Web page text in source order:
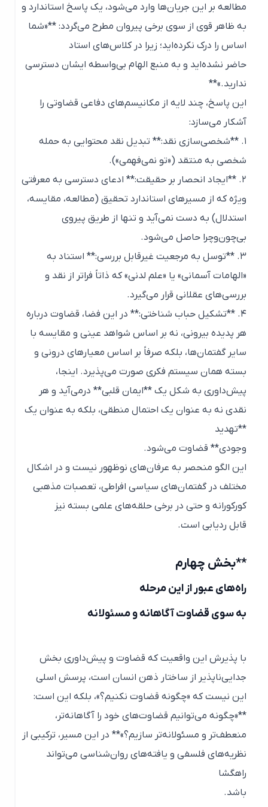
مطالعه بر این جریان‌ها وارد می‌شود، یک پاسخ استاندارد و
به ظاهر قوی از سوی برخی پیروان مطرح می‌گردد: **«شما
اساس را درک نکرده‌اید؛ زیرا در کلاس‌های استاد
حاضر نشده‌اید و به منبع الهام بی‌واسطه ایشان دسترسی
ندارید.»**
این پاسخ، چند لایه از مکانیسم‌های دفاعی قضاوتی را
آشکار می‌سازد:
۱. **شخصی‌سازی نقد:** تبدیل نقد محتوایی به حمله
شخصی به منتقد («تو نمی‌فهمی»).
۲. **ایجاد انحصار بر حقیقت:** ادعای دسترسی به معرفتی
ویژه که از مسیرهای استاندارد تحقیق (مطالعه، مقایسه،
استدلال) به دست نمی‌آید و تنها از طریق پیروی
بی‌چون‌و‌چرا حاصل می‌شود.
۳. **توسل به مرجعیت غیرقابل بررسی:** استناد به
«الهامات آسمانی» یا «علم لدنی» که ذاتاً فراتر از نقد و
بررسی‌های عقلانی قرار می‌گیرد.
۴. **تشکیل حباب شناختی:** در این فضا، قضاوت درباره
هر پدیده بیرونی، نه بر اساس شواهد عینی و مقایسه با
سایر گفتمان‌ها، بلکه صرفاً بر اساس معیارهای درونی و
بسته همان سیستم فکری صورت می‌پذیرد. اینجا،
پیش‌داوری به شکل یک **ایمان قلبی** درمی‌آید و هر
نقدی نه به عنوان یک احتمال منطقی، بلکه به عنوان یک
**تهدید
وجودی** قضاوت می‌شود.
این الگو منحصر به عرفان‌های نوظهور نیست و در اشکال
مختلف در گفتمان‌های سیاسی افراطی، تعصبات مذهبی
کورکورانه و حتی در برخی حلقه‌های علمی بسته نیز
قابل ردیابی است.
**بخش چهارم
راه‌های عبور از این مرحله
به سوی قضاوت آگاهانه و مسئولانه
با پذیرش این واقعیت که قضاوت و پیش‌داوری بخش
جدایی‌ناپذیر از ساختار ذهن انسان است، پرسش اسلی
این نیست که «چگونه قضاوت نکنیم؟»، بلکه این است:
**«چگونه می‌توانیم قضاوت‌های خود را آگاهانه‌تر،
منعطف‌تر و مسئولانه‌تر سازیم؟»** در این مسیر، ترکیبی از
نظریه‌های فلسفی و یافته‌های روان‌شناسی می‌تواند
راهگشا
باشد.